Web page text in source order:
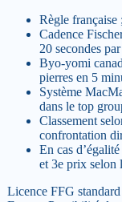
Règle
Cadence
20 secondes
Byo-yomi
pierres en 5
Système
dans le top
Classement
confrontation
En cas
et 3e prix selon
Licence FFG